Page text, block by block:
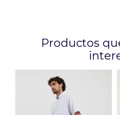
Productos